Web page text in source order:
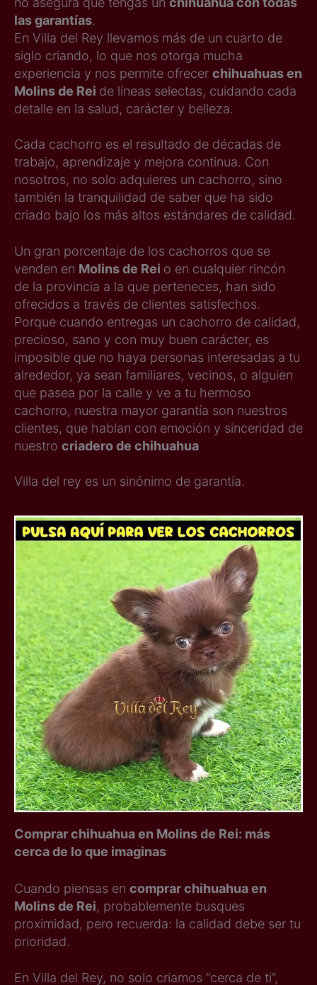
las garantías.
En Villa del Rey llevamos más de un cuarto de
siglo criando, lo que nos otorga mucha
experiencia y nos permite ofrecer chihuahuas en
Molins de Rei de líneas selectas, cuidando cada
detalle en la salud, carácter y belleza.
Cada cachorro es el resultado de décadas de
trabajo, aprendizaje y mejora continua. Con
nosotros, no solo adquieres un cachorro, sino
también la tranquilidad de saber que ha sido
criado bajo los más altos estándares de calidad.
Un gran porcentaje de los cachorros que se
venden en Molins de Rei o en cualquier rincón
de la provincia a la que perteneces, han sido
ofrecidos a través de clientes satisfechos.
Porque cuando entregas un cachorro de calidad,
precioso, sano y con muy buen carácter, es
imposible que no haya personas interesadas a tu
alrededor, ya sean familiares, vecinos, o alguien
que pasea por la calle y ve a tu hermoso
cachorro, nuestra mayor garantía son nuestros
clientes, que hablan con emoción y sinceridad de
nuestro criadero de chihuahua
Villa del rey es un sinónimo de garantía.
Comprar chihuahua en Molins de Rei: más
cerca de lo que imaginas
Cuando piensas en comprar chihuahua en
Molins de Rei, probablemente busques
proximidad, pero recuerda: la calidad debe ser tu
prioridad.
En Villa del Rey, no solo criamos “cerca de ti”,